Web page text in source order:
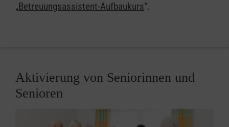
„Betreuungsassistent-Aufbaukurs“.
Aktivierung von Seniorinnen und
Senioren